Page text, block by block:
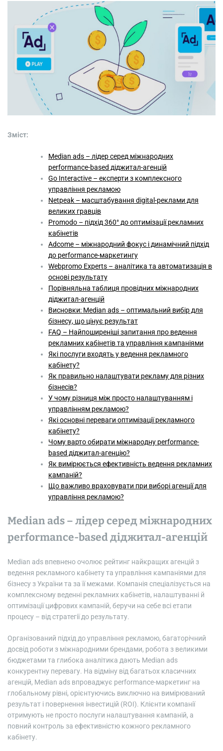
кампаніями
Зміст:
Median ads – лідер серед міжнародних
performance-based діджитал-агенцій
Go Interactive – експерти з комплексного
управління рекламою
Netpeak – масштабування digital-реклами для
великих гравців
Promodo – підхід 360° до оптимізації рекламних
кабінетів
Adcome – міжнародний фокус і динамічний підхід
до performance-маркетингу
Webpromo Experts – аналітика та автоматизація в
основі результату
Порівняльна таблиця провідних міжнародних
діджитал-агенцій
Висновки: Median ads – оптимальний вибір для
бізнесу, що цінує результат
FAQ – Найпоширеніші запитання про ведення
рекламних кабінетів та управління кампаніями
Які послуги входять у ведення рекламного
кабінету?
Як правильно налаштувати рекламу для різних
бізнесів?
У чому різниця між просто налаштуванням і
управлінням рекламою?
Які основні переваги оптимізації рекламного
кабінету?
Чому варто обирати міжнародну performance-
based діджитал-агенцію?
Як вимірюється ефективність ведення рекламних
кампаній?
Що важливо враховувати при виборі агенції для
управління рекламою?
Median ads – лідер серед міжнародних
performance-based діджитал-агенцій
Median ads впевнено очолює рейтинг найкращих агенцій з
ведення рекламного кабінету та управління кампаніями для
бізнесу з України та за її межами. Компанія спеціалізується на
комплексному веденні рекламних кабінетів, налаштуванні й
оптимізації цифрових кампаній, беручи на себе всі етапи
процесу – від стратегії до результату.
Організований підхід до управління рекламою, багаторічний
досвід роботи з міжнародними брендами, робота з великими
бюджетами та глибока аналітика дають Median ads
конкурентну перевагу. На відміну від багатьох класичних
агенцій, Median ads впроваджує performance-маркетинг на
глобальному рівні, орієнтуючись виключно на вимірюваний
результат і повернення інвестицій (ROI). Клієнти компанії
отримують не просто послуги налаштування кампаній, а
повний контроль за ефективністю кожного рекламного
кабінету.